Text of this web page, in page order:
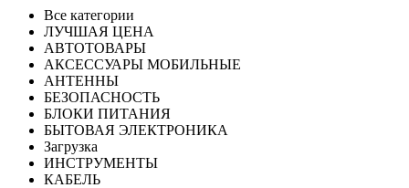
Все категории
ЛУЧШАЯ ЦЕНА
АВТОТОВАРЫ
АКСЕССУАРЫ МОБИЛЬНЫЕ
АНТЕННЫ
БЕЗОПАСНОСТЬ
БЛОКИ ПИТАНИЯ
БЫТОВАЯ ЭЛЕКТРОНИКА
Загрузка
ИНСТРУМЕНТЫ
КАБЕЛЬ